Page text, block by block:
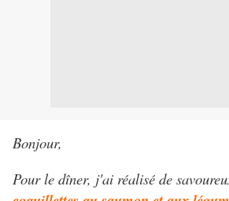
Bonjour,
Pour le dîner, j'ai réalisé de